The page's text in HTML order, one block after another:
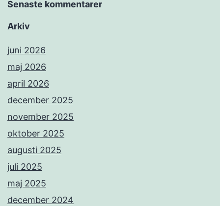
Senaste kommentarer
Arkiv
juni 2026
maj 2026
april 2026
december 2025
november 2025
oktober 2025
augusti 2025
juli 2025
maj 2025
december 2024